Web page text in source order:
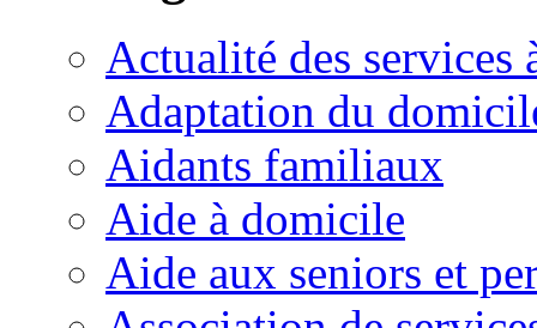
Actualité des services
Adaptation du
Aidants familiaux
Aide à domicile
Aide aux seniors et